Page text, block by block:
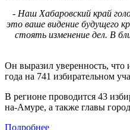
- Наш Хабаровский край
это ваше видение будущего
стоять изменение дел. В
Он выразил уверенность, что
года на 741 избирательном
В регионе проводится 43
на-Амуре, а также главы
Подробнее